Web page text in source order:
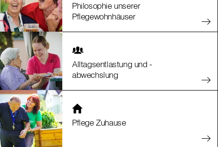
Philosophie unserer
Pflegewohnhäuser
Alltagsentlastung und -
abwechslung
Pflege Zuhause